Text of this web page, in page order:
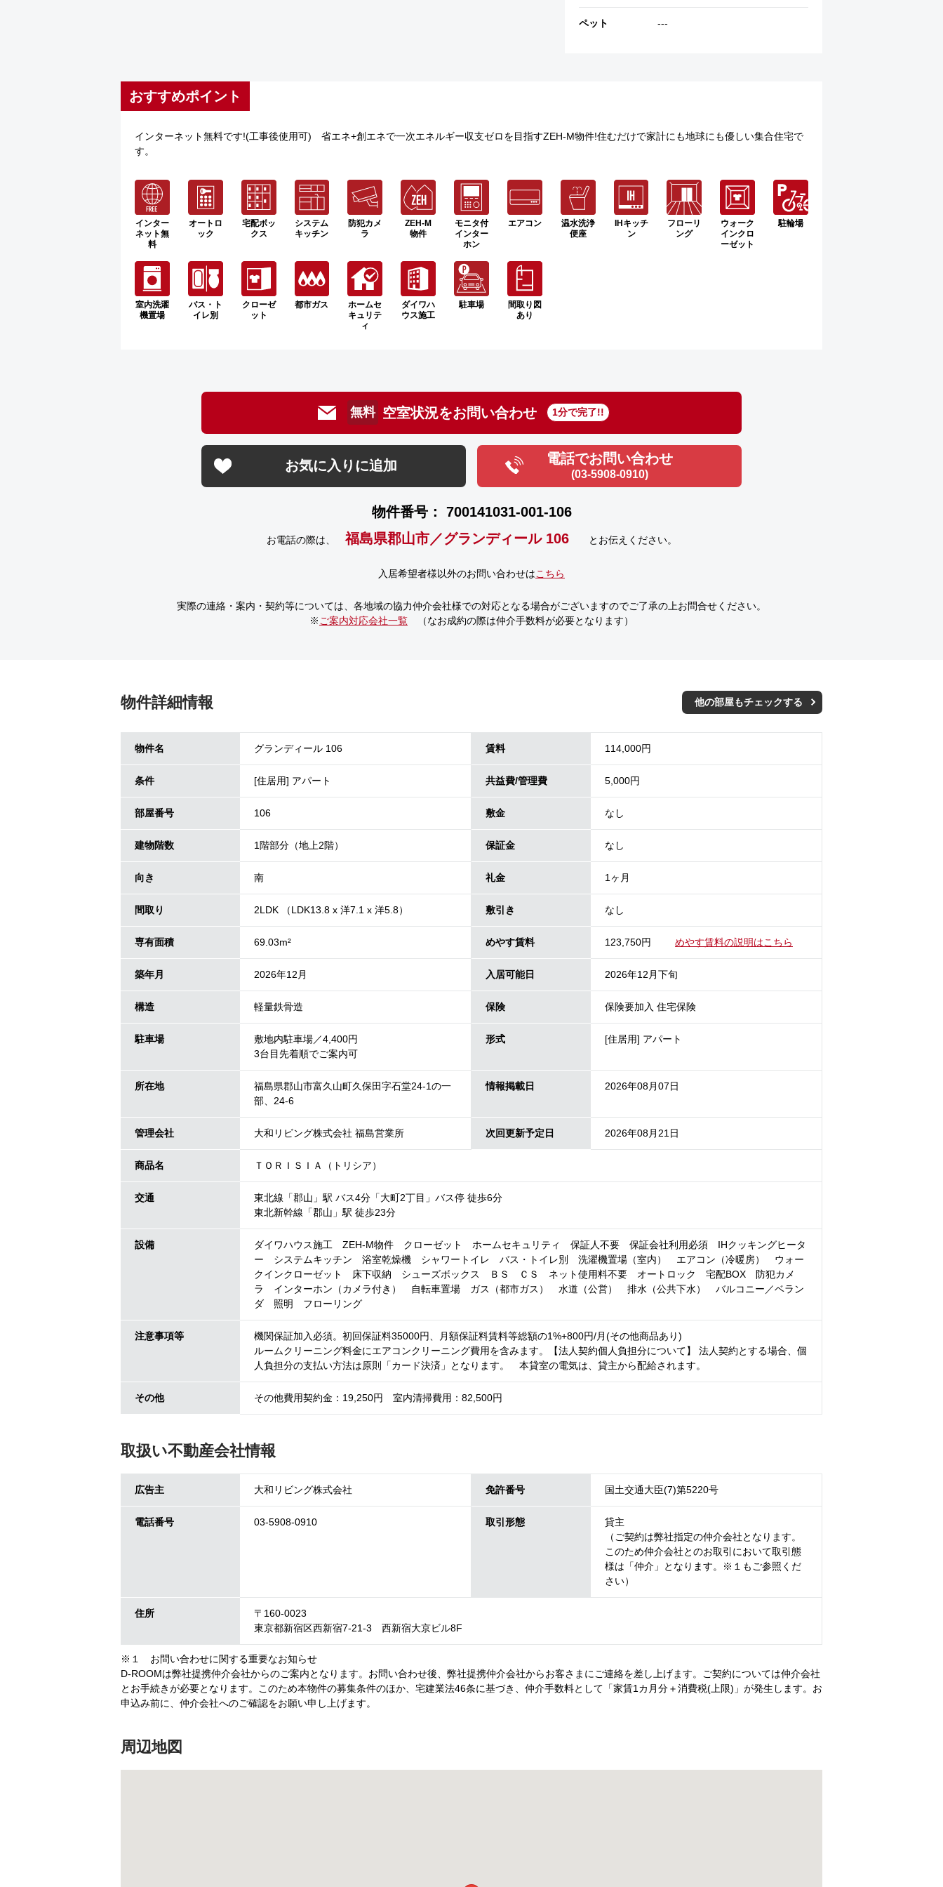
ペット ---
おすすめポイント
インターネット無料です!(工事後使用可) 省エネ+創エネで一次エネルギー収支ゼロを目指すZEH-M物件!住むだけで家計にも地球にも優しい集合住宅で
す。
インター
ネット無
料
オートロ
ック
宅配ボッ
クス
システム
キッチン
防犯カメ
ラ
ZEH-M
物件
モニタ付
インター
ホン
エアコン
温水洗浄
便座
IHキッチ
ン
フローリ
ング
ウォーク
インクロ
ーゼット
駐輪場
室内洗濯
機置場
バス・ト
イレ別
クローゼ
ット
都市ガス
ホームセ
キュリテ
ィ
ダイワハ
ウス施工
駐車場
間取り図
あり
無料 空室状況をお問い合わせ 1分で完了!!
お気に入りに追加 電話でお問い合わせ
(03-5908-0910)
物件番号： 700141031-001-106
お電話の際は、 福島県郡山市／グランディール 106 とお伝えください。
入居希望者様以外のお問い合わせはこちら
実際の連絡・案内・契約等については、 各地域の協力仲介会社様での対応となる場合がございますのでご了承の上お問合せください。
※ ご案内対応会社一覧 （なお成約の際は仲介手数料が必要となります）
物件詳細情報 他の部屋もチェックする
物件名 グランディール 106 賃料 114,000円
条件 [住居用] アパート 共益費/管理費 5,000円
部屋番号 106 敷金 なし
建物階数 1階部分（地上2階） 保証金 なし
向き 南 礼金 1ヶ月
間取り 2LDK （LDK13.8 x 洋7.1 x 洋5.8） 敷引き なし
専有面積 69.03m² めやす賃料 123,750円 めやす賃料の説明はこちら
築年月 2026年12月 入居可能日 2026年12月下旬
構造 軽量鉄骨造 保険 保険要加入 住宅保険
駐車場
敷地内駐車場／4,400円
3台目先着順でご案内可
形式 [住居用] アパート
所在地
福島県郡山市富久山町久保田字石堂24-1の一
部、24-6
情報掲載日 2026年08月07日
管理会社 大和リビング株式会社 福島営業所 次回更新予定日 2026年08月21日
商品名 ＴＯＲＩＳＩＡ（トリシア）
交通
東北線「郡山」駅 バス4分「大町2丁目」バス停 徒歩6分
東北新幹線「郡山」駅 徒歩23分
設備
ダイワハウス施工 ZEH-M物件 クローゼット ホームセキュリティ 保証人不要 保証会社利用必須 IHクッキングヒータ
ー システムキッチン 浴室乾燥機 シャワートイレ バス・トイレ別 洗濯機置場（室内） エアコン（冷暖房） ウォー
クインクローゼット 床下収納 シューズボックス ＢＳ ＣＳ ネット使用料不要 オートロック 宅配BOX 防犯カメ
ラ インターホン（カメラ付き） 自転車置場 ガス（都市ガス） 水道（公営） 排水（公共下水） バルコニー／ベラン
ダ 照明 フローリング
注意事項等
機関保証加入必須。初回保証料35000円、月額保証料賃料等総額の1%+800円/月(その他商品あり)
ルームクリーニング料金にエアコンクリーニング費用を含みます。【法人契約個人負担分について】 法人契約とする場合、個
人負担分の支払い方法は原則「カード決済」となります。 本貸室の電気は、貸主から配給されます。
その他 その他費用契約金：19,250円 室内清掃費用：82,500円
取扱い不動産会社情報
広告主 大和リビング株式会社
電話番号 03-5908-0910
免許番号 国土交通大臣(7)第5220号
取引形態
貸主
（ご契約は弊社指定の仲介会社となります。
このため仲介会社とのお取引において取引態
様は「仲介」となります。※１もご参照くだ
さい）
住所
〒160-0023
東京都新宿区西新宿7-21-3 西新宿大京ビル8F
※１ お問い合わせに関する重要なお知らせ
D-ROOMは弊社提携仲介会社からのご案内となります。お問い合わせ後、弊社提携仲介会社からお客さまにご連絡を差し上げます。ご契約については仲介会社
とお手続きが必要となります。このため本物件の募集条件のほか、宅建業法46条に基づき、仲介手数料として「家賃1カ月分＋消費税(上限)」が発生します。お
申込み前に、仲介会社へのご確認をお願い申し上げます。
周辺地図